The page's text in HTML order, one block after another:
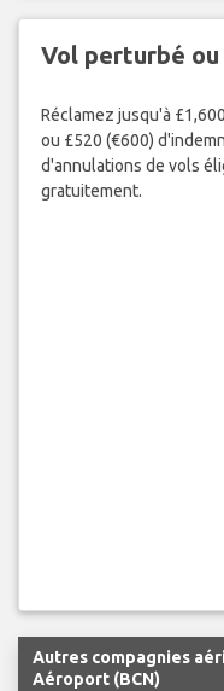
Vol perturbé ou
Réclamez jusqu'à
ou £520 (€600)
d'annulations de vols
gratuitement.
Autres compagnies
Aéroport (BCN)